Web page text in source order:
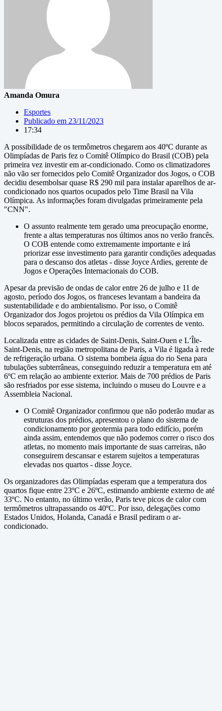
Amanda Omura
Esportes
Publicado em 23/11/2023
17:34
A possibilidade de os termômetros chegarem aos 40ºC durante as
Olimpíadas de Paris fez o Comitê Olímpico do Brasil (COB) pela
primeira vez investir em ar-condicionado. Como os climatizadores
não vão ser fornecidos pelo Comitê Organizador dos Jogos, o COB
decidiu desembolsar quase R$ 290 mil para instalar aparelhos de ar-
condicionado nos quartos ocupados pelo Time Brasil na Vila
Olímpica. As informações foram divulgadas primeiramente pela
"CNN".
O assunto realmente tem gerado uma preocupação enorme,
frente a altas temperaturas nos últimos anos no verão francês.
O COB entende como extremamente importante e irá
priorizar esse investimento para garantir condições adequadas
para o descanso dos atletas - disse Joyce Ardies, gerente de
Jogos e Operações Internacionais do COB.
Apesar da previsão de ondas de calor entre 26 de julho e 11 de
agosto, período dos Jogos, os franceses levantam a bandeira da
sustentabilidade e do ambientalismo. Por isso, o Comitê
Organizador dos Jogos projetou os prédios da Vila Olímpica em
blocos separados, permitindo a circulação de correntes de vento.
Localizada entre as cidades de Saint-Denis, Saint-Ouen e L’Île-
Saint-Denis, na região metropolitana de Paris, a Vila é ligada à rede
de refrigeração urbana. O sistema bombeia água do rio Sena para
tubulações subterrâneas, conseguindo reduzir a temperatura em até
6ºC em relação ao ambiente exterior. Mais de 700 prédios de Paris
são resfriados por esse sistema, incluindo o museu do Louvre e a
Assembleia Nacional.
O Comitê Organizador confirmou que não poderão mudar as
estruturas dos prédios, apresentou o plano do sistema de
condicionamento por geotermia para todo edifício, porém
ainda assim, entendemos que não podemos correr o risco dos
atletas, no momento mais importante de suas carreiras, não
conseguirem descansar e estarem sujeitos a temperaturas
elevadas nos quartos - disse Joyce.
Os organizadores das Olimpíadas esperam que a temperatura dos
quartos fique entre 23ºC e 26ºC, estimando ambiente externo de até
33ºC. No entanto, no último verão, Paris teve picos de calor com
termômetros ultrapassando os 40ºC. Por isso, delegações como
Estados Unidos, Holanda, Canadá e Brasil pediram o ar-
condicionado.